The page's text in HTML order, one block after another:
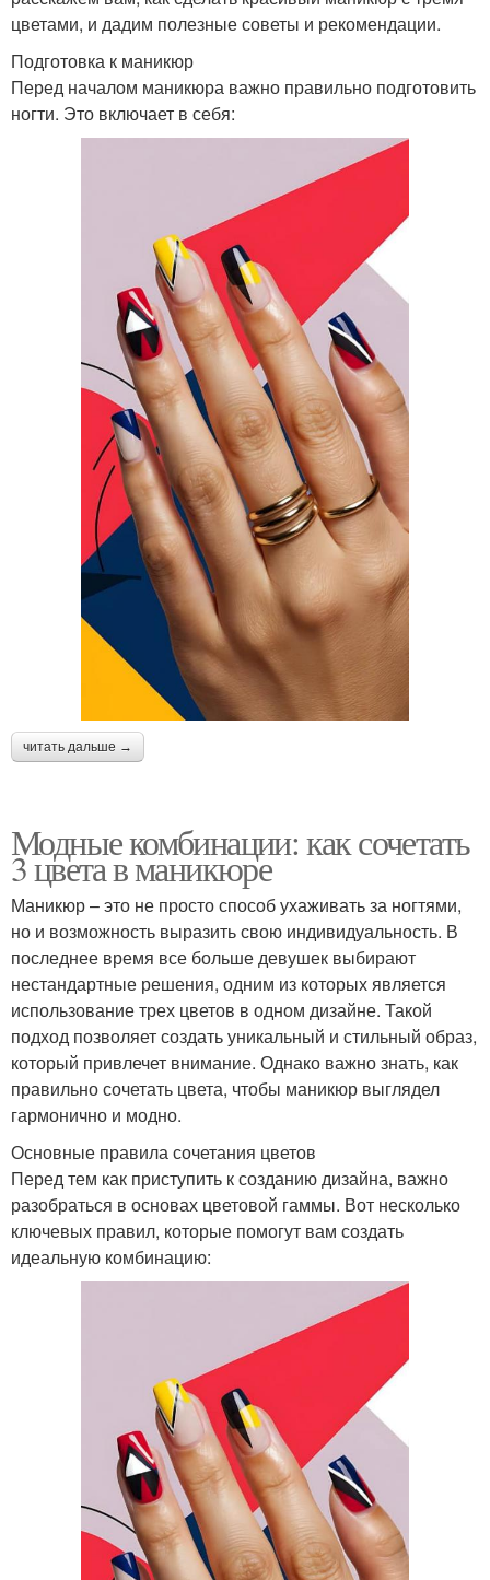
цветами, и дадим полезные советы и рекомендации.
Подготовка к маникюр
Перед началом маникюра важно правильно подготовить
ногти. Это включает в себя:
читать дальше →
Модные комбинации: как сочетать
3 цвета в маникюре
Маникюр – это не просто способ ухаживать за ногтями,
но и возможность выразить свою индивидуальность. В
последнее время все больше девушек выбирают
нестандартные решения, одним из которых является
использование трех цветов в одном дизайне. Такой
подход позволяет создать уникальный и стильный образ,
который привлечет внимание. Однако важно знать, как
правильно сочетать цвета, чтобы маникюр выглядел
гармонично и модно.
Основные правила сочетания цветов
Перед тем как приступить к созданию дизайна, важно
разобраться в основах цветовой гаммы. Вот несколько
ключевых правил, которые помогут вам создать
идеальную комбинацию: